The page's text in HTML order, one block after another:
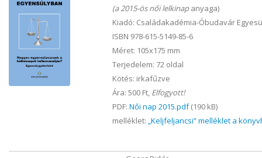
(a 2015-ös női lelkinapanyaga)
Kiadó: Családakadémia-Óbudavár
ISBN 978-615-5149-85-6
Méret: 105x175 mm
Terjedelem: 72 oldal
Kötés: irkafűzve
Ára: 500 Ft, Elfogyott!
PDF: Női nap 2015.pdf(190 kB)
melléklet: „Keljfeljancsi” melléklet a